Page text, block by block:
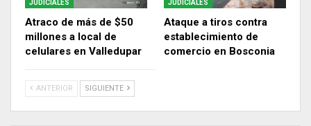
JUDICIALES
Atraco de más de $50
millones a local de
celulares en Valledupar
JUDICIALES
Ataque a tiros contra
establecimiento de
comercio en Bosconia
ANTERIOR SIGUIENTE